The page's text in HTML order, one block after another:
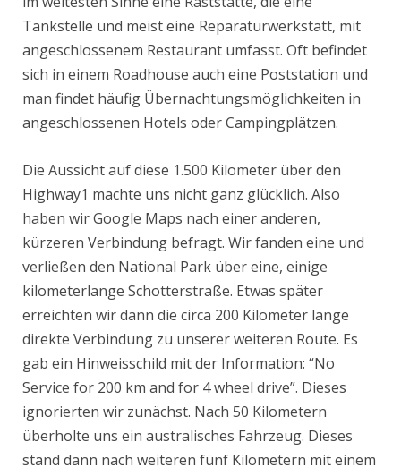
Tankstelle und meist eine Reparaturwerkstatt, mit
angeschlossenem Restaurant umfasst. Oft befindet
sich in einem Roadhouse auch eine Poststation und
man findet häufig Übernachtungsmöglichkeiten in
angeschlossenen Hotels oder Campingplätzen.
Die Aussicht auf diese 1.500 Kilometer über den
Highway1 machte uns nicht ganz glücklich. Also
haben wir Google Maps nach einer anderen,
kürzeren Verbindung befragt. Wir fanden eine und
verließen den National Park über eine, einige
kilometerlange Schotterstraße. Etwas später
erreichten wir dann die circa 200 Kilometer lange
direkte Verbindung zu unserer weiteren Route. Es
gab ein Hinweisschild mit der Information: “No
Service for 200 km and for 4 wheel drive”. Dieses
ignorierten wir zunächst. Nach 50 Kilometern
überholte uns ein australisches Fahrzeug. Dieses
stand dann nach weiteren fünf Kilometern mit einem